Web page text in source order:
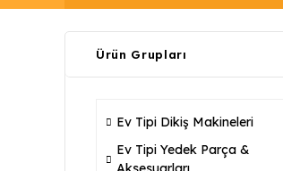
Ürün Grupları
Ev Tipi Dikiş Makineleri
Ev Tipi Yedek Parça &